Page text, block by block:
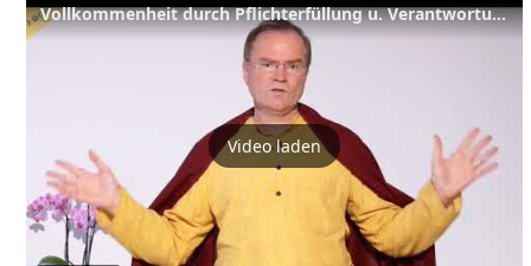
Vollkommenheit durch Pflichterfüllung u. Verantwortung – YVS553 – Bhagavad Gita Kap. 18, Verse 45-48
Video laden